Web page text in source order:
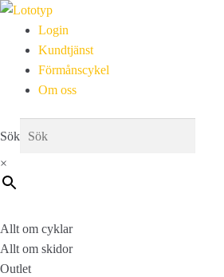
Login
Kundtjänst
Förmånscykel
Om oss
Sök
×
Allt om cyklar
Allt om skidor
Outlet